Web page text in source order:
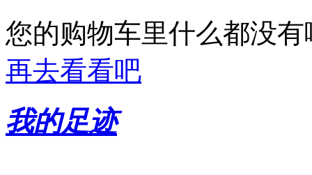
您的购物车里什么都没有
再去看看吧
我的足迹